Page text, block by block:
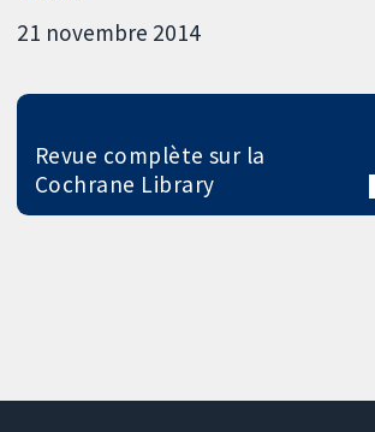
21 novembre 2014
Revue complète sur la
Cochrane Library